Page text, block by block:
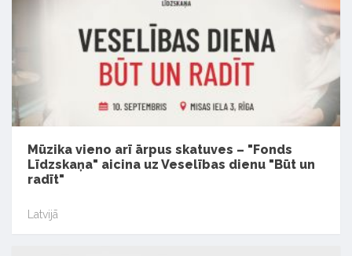
Mūzika vieno arī ārpus skatuves – "Fonds
Līdzskaņa" aicina uz Veselības dienu "Būt un
radīt"
Latvijā